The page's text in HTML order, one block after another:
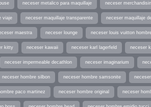
neceser metalico para maquillaje neceser
viaje neceser maquillaje transparente neceser maquillaje
maestra neceser lounge neceser louis vuitton
kitty neceser kawaii neceser karl lagerfeld neceser
neceser impermeable decathlon neceser imaginarium
neceser hombre silbon neceser hombre samsonite
paco martinez neceser hombre original neceser